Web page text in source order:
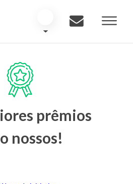
prêmios
nossos!